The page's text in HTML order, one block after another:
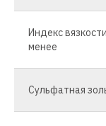
Индекс
менее
Сульфатная